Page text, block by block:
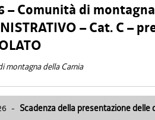
– Comunità di
– Cat. C –
montagna della Carnia
- Scadenza della presentazione delle